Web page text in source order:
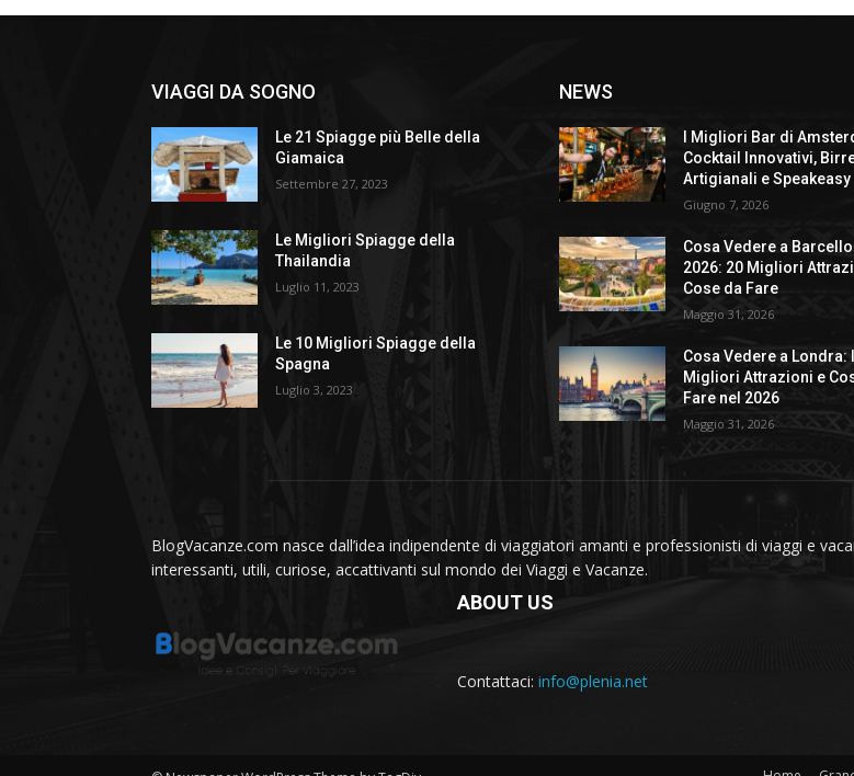
VIAGGI DA SOGNO
Le 21 Spiagge più Belle della
Giamaica
Settembre 27, 2023
Le Migliori Spiagge della
Thailandia
Luglio 11, 2023
Le 10 Migliori Spiagge della
Spagna
Luglio 3, 2023
NEWS
I Migliori Bar di
Cocktail Innovativi,
Artigianali e Speakeasy
Giugno 7, 2026
Cosa Vedere a
2026: 20 Migliori
Cose da Fare
Maggio 31, 2026
Cosa Vedere a Londra:
Migliori Attrazioni e
Fare nel 2026
Maggio 31, 2026
BlogVacanze.com nasce dall’idea indipendente di viaggiatori amanti e professionisti di viaggi e
interessanti, utili, curiose, accattivanti sul mondo dei Viaggi e Vacanze.
ABOUT US
Contattaci: info@plenia.net